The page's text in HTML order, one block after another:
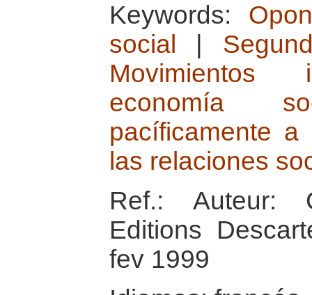
Keywords:
social
Movimientos
economía
pacíficamente a
las relaciones
Ref.: Auteur:
Editions
fev 1999